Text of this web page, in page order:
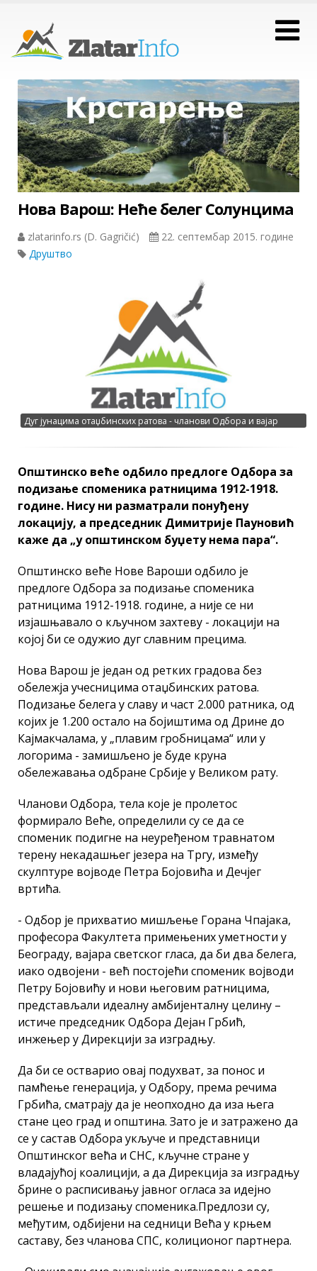
Нова Варош: Неће белег Солунцима
zlatarinfo.rs (D. Gagričić)
22. септембар 2015. године
Друштво
Дуг јунацима отаџбинских ратова - чланови Одбора и вајар
Општинско веће одбило предлоге Одбора за
подизање споменика ратницима 1912-1918.
године. Нису ни разматрали понуђену
локацију, а председник Димитрије Пауновић
каже да „у општинском буџету нема пара“.
Општинско веће Нове Вароши одбило је
предлоге Одбора за подизање споменика
ратницима 1912-1918. године, а није се ни
изјашњавало о кључном захтеву - локацији на
којој би се одужио дуг славним прецима.
Нова Варош је један од ретких градова без
обележја учесницима отаџбинских ратова.
Подизање белега у славу и част 2.000 ратника, од
којих је 1.200 остало на бојиштима од Дрине до
Кајмакчалама, у „плавим гробницама“ или у
логорима - замишљено је буде круна
обележавања одбране Србије у Великом рату.
Чланови Одбора, тела које је пролетос
формирало Веће, определили су се да се
споменик подигне на неуређеном травнатом
терену некадашњег језера на Тргу, између
скулптуре војводе Петра Бојовића и Дечјег
вртића.
- Одбор је прихватио мишљење Горана Чпајака,
професора Факултета примењених уметности у
Београду, вајара светског гласа, да би два белега,
иако одвојени - већ постојећи споменик војводи
Петру Бојовићу и нови његовим ратницима,
представљали идеалну амбијенталну целину –
истиче председник Одбора Дејан Грбић,
инжењер у Дирекцији за изградњу.
Да би се остварио овај подухват, за понос и
памћење генерација, у Одбору, према речима
Грбића, сматрају да је неопходно да иза њега
стане цео град и општина. Зато је и затражено да
се у састав Одбора укључе и представници
Општинског већа и СНС, кључне стране у
владајућој коалицији, а да Дирекција за изградњу
брине о расписивању јавног огласа за идејно
решење и подизању споменика.Предлози су,
међутим, одбијени на седници Већа у крњем
саставу, без чланова СПС, колиционог партнера.